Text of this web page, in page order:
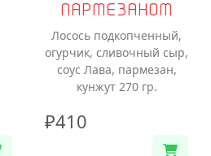
ПАРМЕЗАНОМ
Лосось подкопченный,
огурчик, сливочный сыр,
соус Лава, пармезан,
кунжут 270 гр.
₽410